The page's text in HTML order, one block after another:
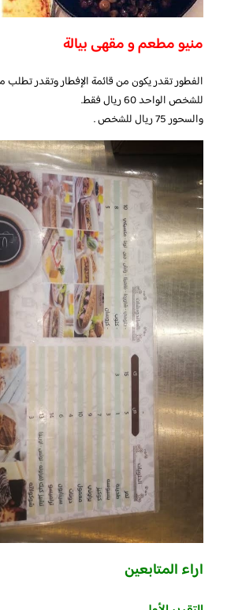
منيو مطعم و مقهى بيالة
الفطور تقدر يكون من قائمة الإفطار وتقدر تطلب
للشخص الواحد 60 ريال فقط.
والسحور 75 ريال للشخص .
اراء المتابعين